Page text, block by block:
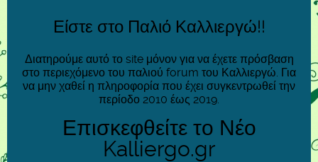
Είστε στο Παλιό Καλλιεργώ!!
Διατηρούμε αυτό το site μόνον για να έχετε πρόσβαση
στο περιεχόμενο του παλιού forum του Καλλιεργώ. Για
να μην χαθεί η πληροφορία που έχει συγκεντρωθεί την
περίοδο 2010 έως 2019.
Επισκεφθείτε το Νέο
Kalliergo.gr